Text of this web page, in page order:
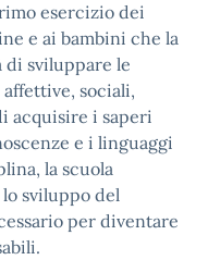
esercizio dei
e ai bambini che la
di sviluppare le
sociali,
acquisire i saperi
e i linguaggi
la scuola
sviluppo del
per diventare